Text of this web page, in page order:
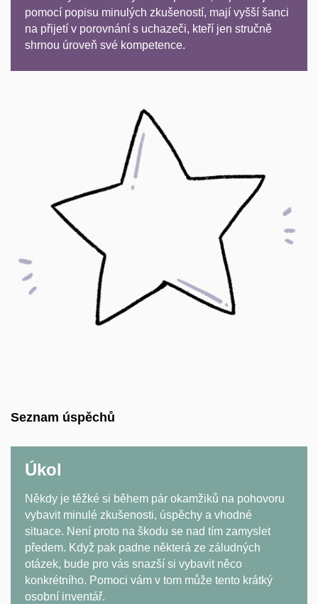
pomocí popisu minulých zkušeností, mají vyšší šanci
na přijetí v porovnání s uchazeči, kteří jen stručně
shrnou úroveň své kompetence.
Seznam úspěchů
Úkol
Někdy je těžké si během pár okamžiků na pohovoru
vybavit minulé zkušenosti, úspěchy a vhodné
situace. Není proto na škodu se nad tím zamyslet
předem. Když pak padne některá ze záludných
otázek, bude pro vás snazší si vybavit něco
konkrétního. Pomoci vám v tom může tento krátký
osobní inventář.